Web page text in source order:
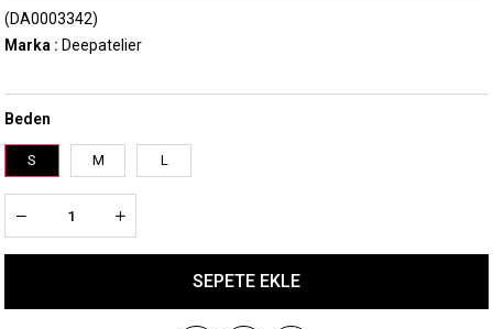
(DA0003342)
Marka : Deepatelier
Beden
S M L